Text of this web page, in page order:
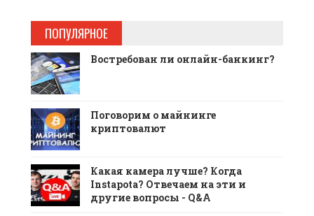
ПОПУЛЯРНОЕ
Востребован ли онлайн-банкинг?
Поговорим о майнинге
криптовалют
Какая камера лучше? Когда
Instapota? Отвечаем на эти и
другие вопросы - Q&A